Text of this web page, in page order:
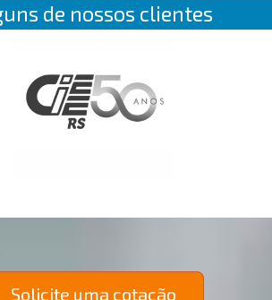
de nossos clientes
Solicite uma cotação